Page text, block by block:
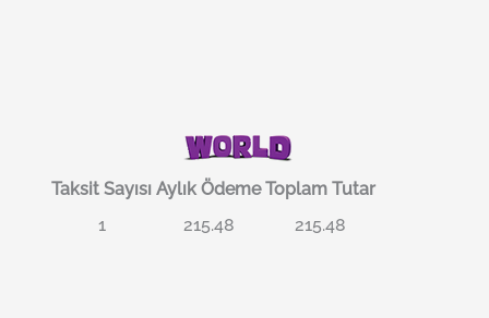
Taksit Sayısı Aylık Ödeme Toplam Tutar
1
215.48 215.48